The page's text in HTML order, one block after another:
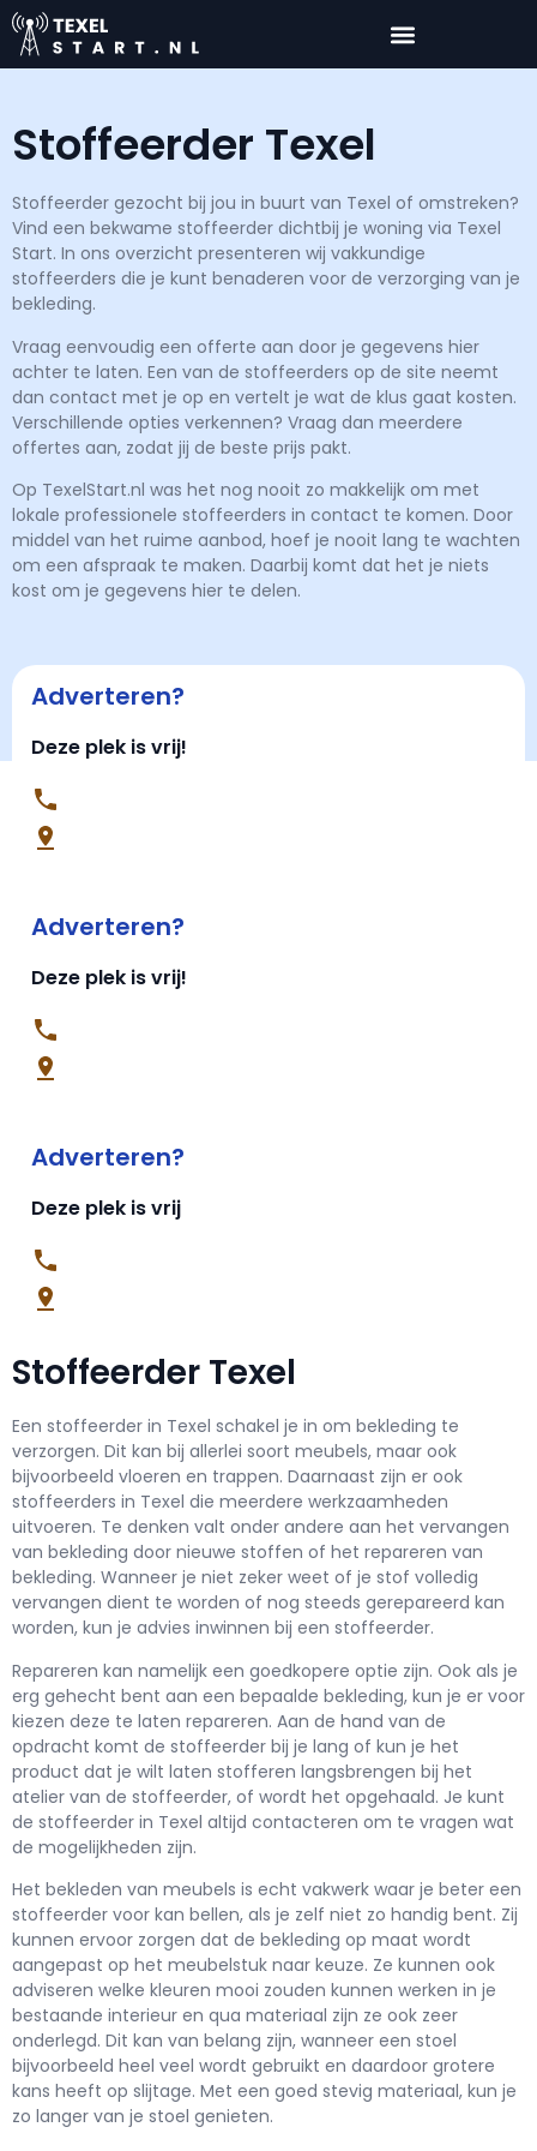
Stoffeerder Texel
Stoffeerder gezocht bij jou in buurt van Texel of omstreken?
Vind een bekwame stoffeerder dichtbij je woning via Texel
Start. In ons overzicht presenteren wij vakkundige
stoffeerders die je kunt benaderen voor de verzorging van je
bekleding.
Vraag eenvoudig een offerte aan door je gegevens hier
achter te laten. Een van de stoffeerders op de site neemt
dan contact met je op en vertelt je wat de klus gaat kosten.
Verschillende opties verkennen? Vraag dan meerdere
offertes aan, zodat jij de beste prijs pakt.
Op TexelStart.nl was het nog nooit zo makkelijk om met
lokale professionele stoffeerders in contact te komen. Door
middel van het ruime aanbod, hoef je nooit lang te wachten
om een afspraak te maken. Daarbij komt dat het je niets
kost om je gegevens hier te delen.
Adverteren?
Deze plek is vrij!
Adverteren?
Deze plek is vrij!
Adverteren?
Deze plek is vrij
Stoffeerder Texel
Een stoffeerder in Texel schakel je in om bekleding te
verzorgen. Dit kan bij allerlei soort meubels, maar ook
bijvoorbeeld vloeren en trappen. Daarnaast zijn er ook
stoffeerders in Texel die meerdere werkzaamheden
uitvoeren. Te denken valt onder andere aan het vervangen
van bekleding door nieuwe stoffen of het repareren van
bekleding. Wanneer je niet zeker weet of je stof volledig
vervangen dient te worden of nog steeds gerepareerd kan
worden, kun je advies inwinnen bij een stoffeerder.
Repareren kan namelijk een goedkopere optie zijn. Ook als je
erg gehecht bent aan een bepaalde bekleding, kun je er voor
kiezen deze te laten repareren. Aan de hand van de
opdracht komt de stoffeerder bij je lang of kun je het
product dat je wilt laten stofferen langsbrengen bij het
atelier van de stoffeerder, of wordt het opgehaald. Je kunt
de stoffeerder in Texel altijd contacteren om te vragen wat
de mogelijkheden zijn.
Het bekleden van meubels is echt vakwerk waar je beter een
stoffeerder voor kan bellen, als je zelf niet zo handig bent. Zij
kunnen ervoor zorgen dat de bekleding op maat wordt
aangepast op het meubelstuk naar keuze. Ze kunnen ook
adviseren welke kleuren mooi zouden kunnen werken in je
bestaande interieur en qua materiaal zijn ze ook zeer
onderlegd. Dit kan van belang zijn, wanneer een stoel
bijvoorbeeld heel veel wordt gebruikt en daardoor grotere
kans heeft op slijtage. Met een goed stevig materiaal, kun je
zo langer van je stoel genieten.